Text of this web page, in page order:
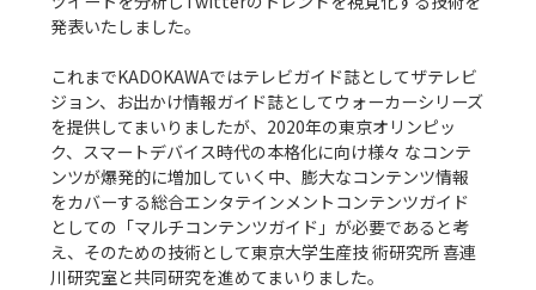
発表いたしました。
これまでKADOKAWAではテレビガイド誌としてザテレビ
ジョン、お出かけ情報ガイド誌としてウォーカーシリーズ
を提供してまいりましたが、2020年の東京オリンピッ
ク、スマートデバイス時代の本格化に向け様々 なコンテ
ンツが爆発的に増加していく中、膨大なコンテンツ情報
をカバーする総合エンタテインメントコンテンツガイド
としての「マルチコンテンツガイド」が必要であると考
え、そのための技術として東京大学生産技 術研究所 喜連
川研究室と共同研究を進めてまいりました。